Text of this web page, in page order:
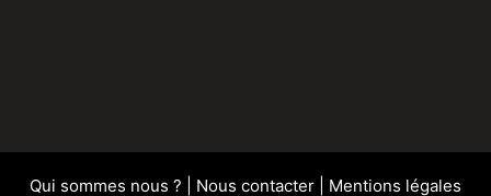
Qui sommes nous ? Nous contacter Mentions légales